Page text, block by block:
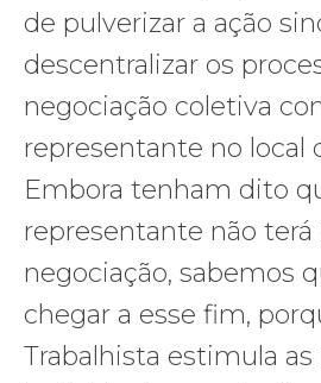
de pulverizar a ação
descentralizar os
negociação coletiva
representante no local
Embora tenham dito
representante não terá
negociação, sabemos
chegar a esse fim,
Trabalhista estimula